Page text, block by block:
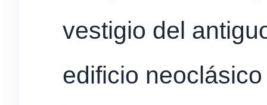
vestigio del
edificio